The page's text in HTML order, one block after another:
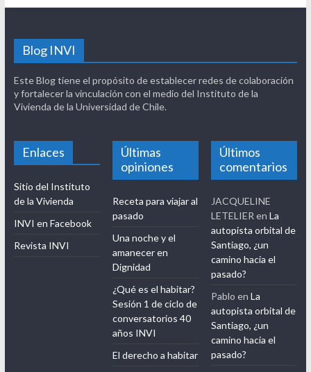
Blog INVI
Este Blog tiene el propósito de establecer redes de colaboración
y fortalecer la vinculación con el medio del Instituto de la
Vivienda de la Universidad de Chile.
Enlaces
Sitio del Instituto
de la Vivienda
INVI en Facebook
Revista INVI
Últimas
opiniones
Receta para viajar al
pasado
Una noche y el
amanecer en
Dignidad
¿Qué es el habitar?
Sesión 1 de ciclo de
conversatorios 40
años INVI
El derecho a habitar
Últimos
comentarios
JACQUELINE
LETELIER enLa
autopista orbital de
Santiago, ¿un
camino hacia el
pasado?
Pablo enLa
autopista orbital de
Santiago, ¿un
camino hacia el
pasado?